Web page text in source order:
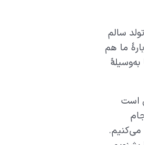
سالم
ما هم
است